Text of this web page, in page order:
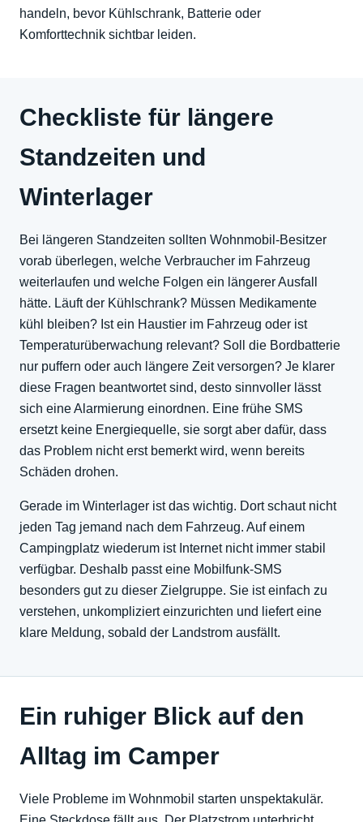
handeln, bevor Kühlschrank, Batterie oder
Komforttechnik sichtbar leiden.
Checkliste für längere
Standzeiten und
Winterlager
Bei längeren Standzeiten sollten Wohnmobil-Besitzer
vorab überlegen, welche Verbraucher im Fahrzeug
weiterlaufen und welche Folgen ein längerer Ausfall
hätte. Läuft der Kühlschrank? Müssen Medikamente
kühl bleiben? Ist ein Haustier im Fahrzeug oder ist
Temperaturüberwachung relevant? Soll die Bordbatterie
nur puffern oder auch längere Zeit versorgen? Je klarer
diese Fragen beantwortet sind, desto sinnvoller lässt
sich eine Alarmierung einordnen. Eine frühe SMS
ersetzt keine Energiequelle, sie sorgt aber dafür, dass
das Problem nicht erst bemerkt wird, wenn bereits
Schäden drohen.
Gerade im Winterlager ist das wichtig. Dort schaut nicht
jeden Tag jemand nach dem Fahrzeug. Auf einem
Campingplatz wiederum ist Internet nicht immer stabil
verfügbar. Deshalb passt eine Mobilfunk-SMS
besonders gut zu dieser Zielgruppe. Sie ist einfach zu
verstehen, unkompliziert einzurichten und liefert eine
klare Meldung, sobald der Landstrom ausfällt.
Ein ruhiger Blick auf den
Alltag im Camper
Viele Probleme im Wohnmobil starten unspektakulär.